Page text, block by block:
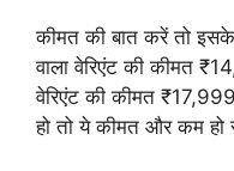
कीमत की बात करें तो
वाला वेरिएंट की कीमत
वेरिएंट की कीमत
हो तो ये कीमत और कम हो